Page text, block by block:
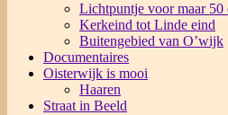
Lichtpuntje voor maar 50
Kerkeind tot Linde eind
Buitengebied van O’wijk
Documentaires
Oisterwijk is mooi
Haaren
Straat in Beeld